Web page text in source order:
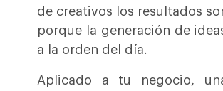
de creativos los resultados
porque la generación de
a la orden del día.
Aplicado a tu negocio,